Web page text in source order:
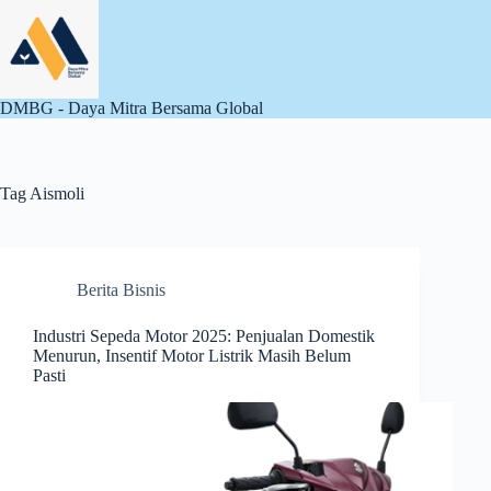
content
DMBG - Daya Mitra Bersama Global
Tag Aismoli
Berita Bisnis
Industri Sepeda Motor 2025: Penjualan Domestik
Menurun, Insentif Motor Listrik Masih Belum
Pasti